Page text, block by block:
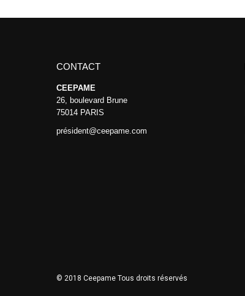
CONTACT
CEEPAME
26, boulevard Brune
75014 PARIS
président@ceepame.com
© 2018 Ceepame Tous droits réservés